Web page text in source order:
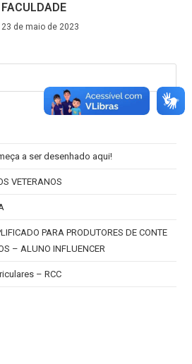
FACULDADE
23 de maio de 2023
a ser desenhado aqui!
VETERANOS
PARA PRODUTORES DE CONTE
– ALUNO INFLUENCER
– RCC